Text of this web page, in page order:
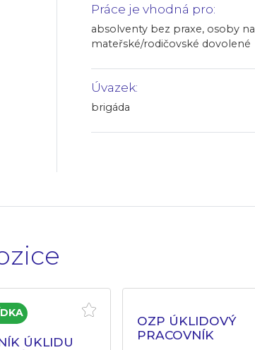
Práce je vhodná pro:
absolventy bez praxe, osoby na
mateřské/rodičovské dovolené
Úvazek:
brigáda
ÚKLIDU
OZP ÚKLIDOVÝ
PRACOVNÍK